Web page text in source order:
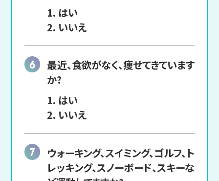
はい
いいえ
最近、食欲がなく、痩せてきています
か?
はい
いいえ
ウォーキング、スイミング、ゴルフ、ト
レッキング、スノーボード、スキーな